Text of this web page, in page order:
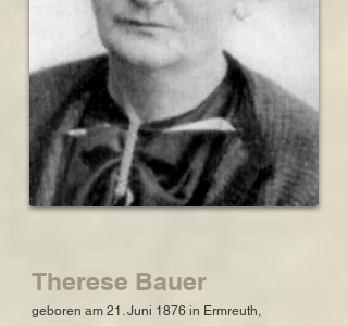
Therese Bauer
geboren am 21. Juni 1876 in Ermreuth,